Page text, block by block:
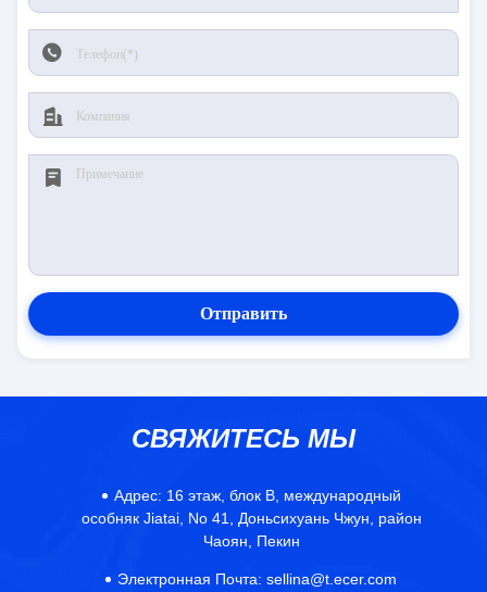
Отправить
СВЯЖИТЕСЬ МЫ
Адрес: 16 этаж, блок B, международный
особняк Jiatai, No 41, Доньсихуань Чжун, район
Чаоян, Пекин
Электронная Почта: sellina@t.ecer.com